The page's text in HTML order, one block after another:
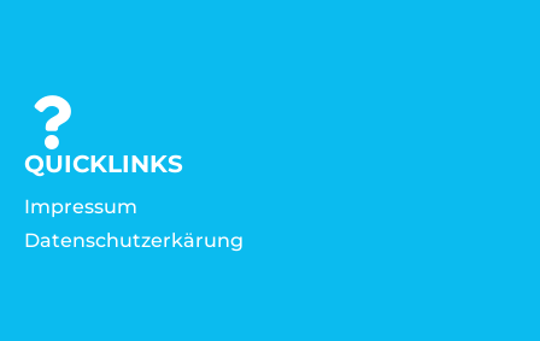
QUICKLINKS
Impressum
Datenschutzerkärung